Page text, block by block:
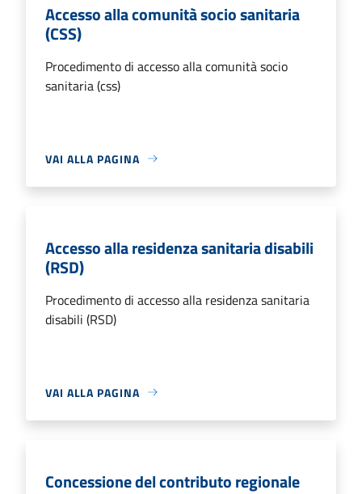
Accesso alla comunità socio sanitaria
(CSS)
Procedimento di accesso alla comunità socio
sanitaria (css)
VAI ALLA PAGINA
Accesso alla residenza sanitaria disabili
(RSD)
Procedimento di accesso alla residenza sanitaria
disabili (RSD)
VAI ALLA PAGINA
Concessione del contributo regionale